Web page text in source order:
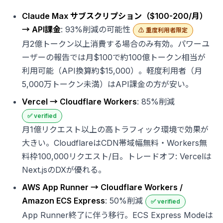
Claude Max サブスクリプション（$100-200/月）
→ API課金: 93%削減の可能性 ⚠️ 重度利用者限定
月2億トークン以上消費する場合のみ有効。パワーユ
ーザーの報告では月$100で約100億トークン相当が
利用可能（API換算約$15,000）。軽度利用者（月
5,000万トークン未満）はAPI課金の方が安い。
Vercel → Cloudflare Workers: 85%削減
✅ verified
月1億リクエスト以上の高トラフィック環境で効果が
大きい。CloudflareはCDN帯域幅無料・Workers無
料枠100,000リクエスト/日。トレードオフ: Vercelは
Next.jsのDXが優れる。
AWS App Runner → Cloudflare Workers /
Amazon ECS Express: 50%削減 ✅ verified
App Runner終了に伴う移行。ECS Express Modeは